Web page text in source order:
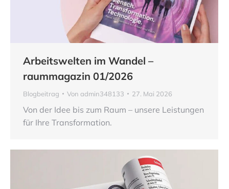
Arbeitswelten im Wandel –
raummagazin 01/2026
Blogbeitrag Von admin348133 27. Mai 2026
Von der Idee bis zum Raum – unsere Leistungen
für Ihre Transformation.